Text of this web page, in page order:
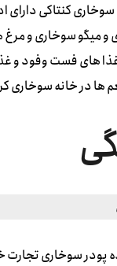
کنتاکی دارای
و میگو سوخاری و
غذا های فست وفود و
ها در خانه سوخاری
پودر سوخاری تجارت